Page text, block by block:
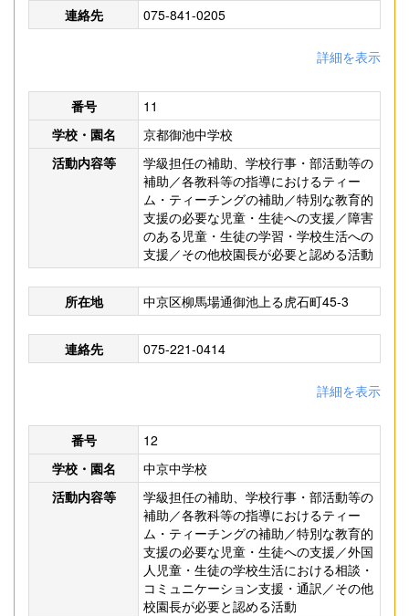
連絡先 075-841-0205
詳細を表示
番号
11
学校・園名
京都御池中学校
活動内容等
学級担任の補助、学校行事・部活動等の
補助／各教科等の指導におけるティー
ム・ティーチングの補助／特別な教育的
支援の必要な児童・生徒への支援／障害
のある児童・生徒の学習・学校生活への
支援／その他校園長が必要と認める活動
所在地 中京区柳馬場通御池上る虎石町45-3
連絡先 075-221-0414
詳細を表示
番号
12
学校・園名
中京中学校
活動内容等
学級担任の補助、学校行事・部活動等の
補助／各教科等の指導におけるティー
ム・ティーチングの補助／特別な教育的
支援の必要な児童・生徒への支援／外国
人児童・生徒の学校生活における相談・
コミュニケーション支援・通訳／その他
校園長が必要と認める活動